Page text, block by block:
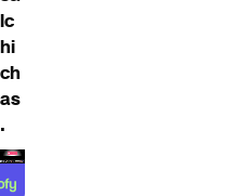
lc
hi
ch
as
.